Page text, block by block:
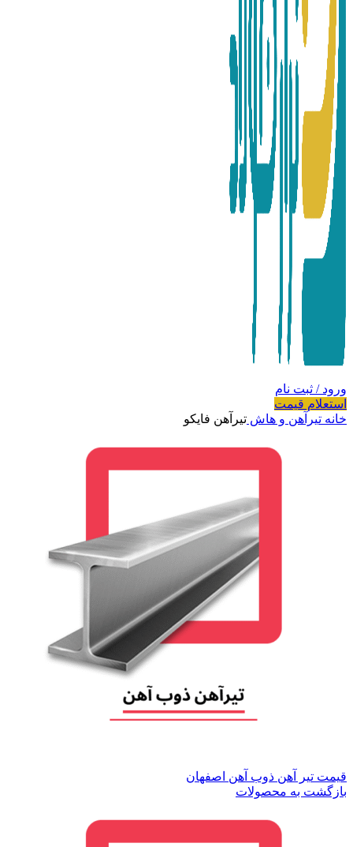
ورود / ثبت نام
استعلام قیمت
خانه تیرآهن و هاش تیرآهن فایکو
قیمت تیر آهن ذوب آهن اصفهان
بازگشت به محصولات